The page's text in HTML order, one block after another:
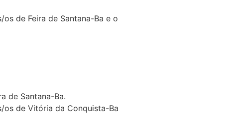
de Feira de Santana-Ba e o
de Santana-Ba.
os de Vitória da Conquista-Ba